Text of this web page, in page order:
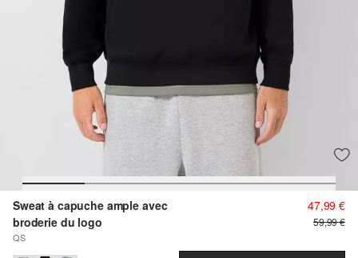
Sweat à capuche ample avec
broderie du logo
QS
47,99 €
59,99 €